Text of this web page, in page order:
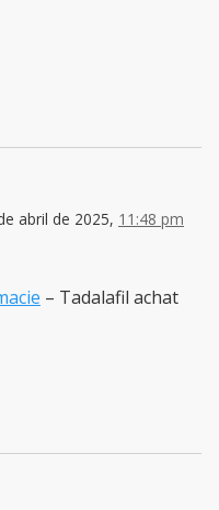
abril de 2025, 11:48 pm
– Tadalafil achat